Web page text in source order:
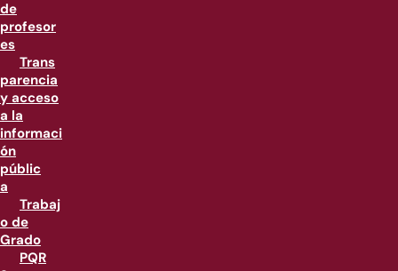
de
profesor
es
Trans
parencia
y acceso
a la
informaci
ón
públic
a
Trabaj
o de
Grado
PQR